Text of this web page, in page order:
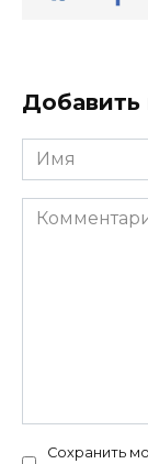
Добавить
Имя
*
Сохранить